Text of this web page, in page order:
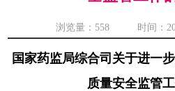
浏览量： 558 时间：
国家药监局综合司关于进一
质量安全监管